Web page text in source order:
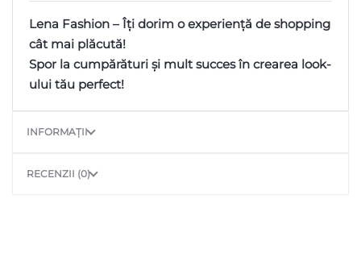
Lena Fashion – Îți dorim o experiență de shopping
cât mai plăcută!
Spor la cumpărături și mult succes în crearea look-
ului tău perfect!
INFORMAȚII
RECENZII (0)